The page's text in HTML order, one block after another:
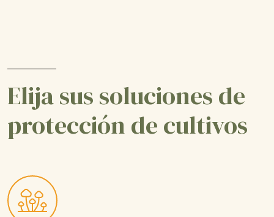
Elija sus soluciones de
protección de cultivos